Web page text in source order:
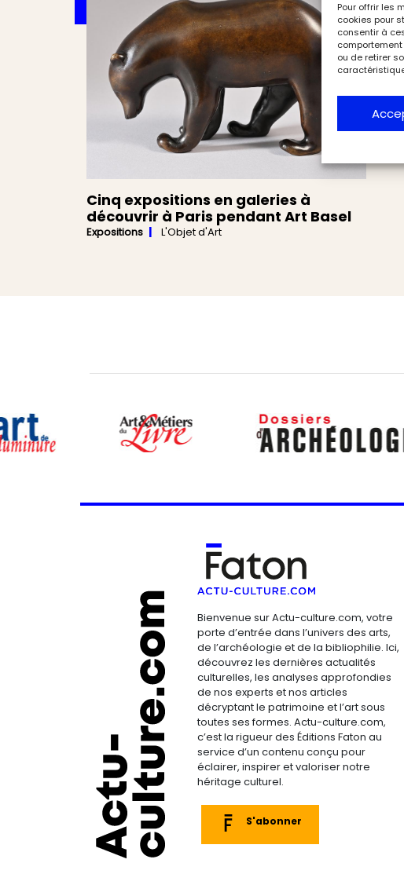
Pour offrir les
cookies pour
consentir à
ou de retirer
Cinq expositions en galeries à
découvrir à Paris pendant Art Basel
Expositions L'Objet d'Art
Bienvenue sur Actu-culture.com, votre
porte d’entrée dans l’univers des arts,
de l’archéologie et de la bibliophilie. Ici,
découvrez les dernières actualités
culturelles, les analyses approfondies
de nos experts et nos articles
décryptant le patrimoine et l’art sous
toutes ses formes. Actu-culture.com,
c’est la rigueur des Éditions Faton au
service d’un contenu conçu pour
éclairer, inspirer et valoriser notre
héritage culturel.
S'abonner